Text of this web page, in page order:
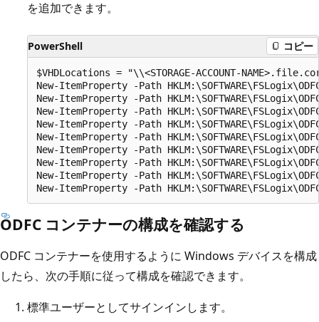
を追加できます。
PowerShell コピー
$VHDLocations = "\\<STORAGE-ACCOUNT-
New-ItemProperty -Path
New-ItemProperty -Path
New-ItemProperty -Path
New-ItemProperty -Path
New-ItemProperty -Path
New-ItemProperty -Path
New-ItemProperty -Path
New-ItemProperty -Path
ODFC コンテナーの構成を確認する
ODFC コンテナーを使用するように Windows デバイスを構成
したら、次の手順に従って構成を確認できます。
標準ユーザーとしてサインインします。